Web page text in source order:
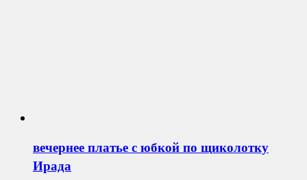
вечернее платье с юбкой по щиколотку
Ирада